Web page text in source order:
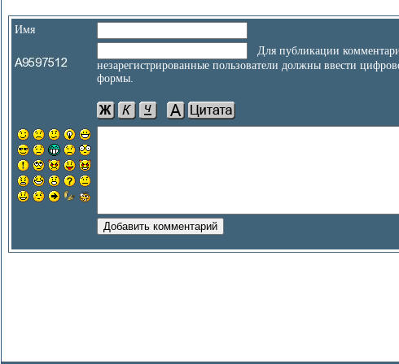
Имя
Для публикации
незарегистрированные пользователи должны ввести
формы.